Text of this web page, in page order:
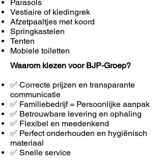
Parasols
Vestiaire of kledingrek
Afzetpaaltjes met koord
Springkastelen
Tenten
Mobiele toiletten
Waarom kiezen voor BJP-Groep?
✅ Correcte prijzen en transparante
communicatie
✅ Familiebedrijf = Persoonlijke aanpak
✅ Betrouwbare levering en ophaling
✅ Flexibel en meedenkend
✅ Perfect onderhouden en hygiënisch
materiaal
✅ Snelle service